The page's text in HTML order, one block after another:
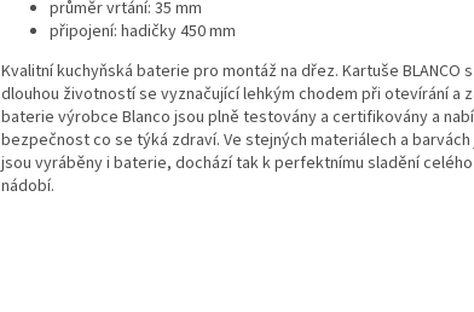
průměr vrtání: 35 mm
připojení: hadičky 450 mm
Kvalitní kuchyňská baterie pro montáž na dřez. Kartuše BLANCO
dlouhou životností se vyznačující lehkým chodem při otevírání a
baterie výrobce Blanco jsou plně testovány a certifikovány a
bezpečnost co se týká zdraví. Ve stejných materiálech a
jsou vyráběny i baterie, dochází tak k perfektnímu sladění
nádobí.